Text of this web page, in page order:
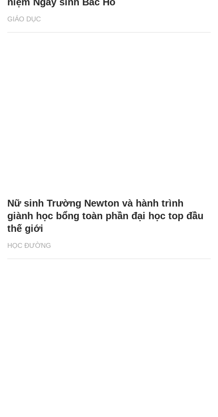
GIÁO DỤC
HỌC ĐƯỜNG
Nữ sinh Trường Newton và hành trình
giành học bổng toàn phần đại học top đầu
thế giới